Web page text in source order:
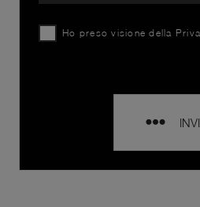
Ho preso visione della